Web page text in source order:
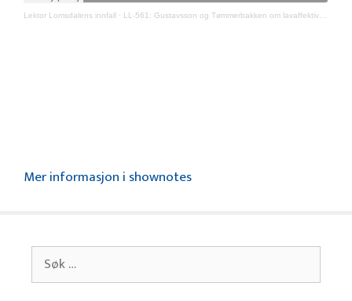
Lektor Lomsdalens innfall · LL-561: Gustavsson og Tømmerbakken om lavaffektiv tilnærming
Mer informasjon i shownotes
Søk
etter: